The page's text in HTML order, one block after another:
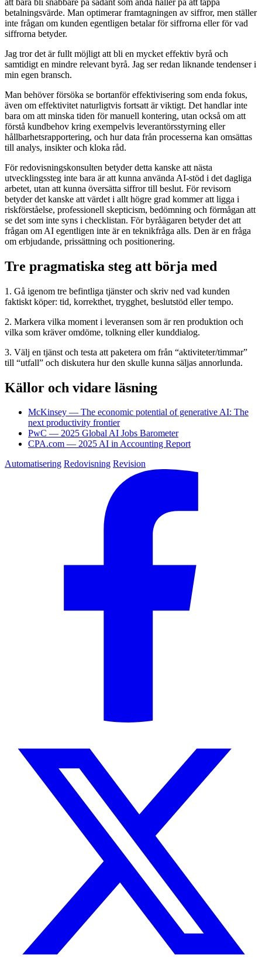
betalningsvärde. Man optimerar framtagningen av siffror, men ställer
inte frågan om kunden egentligen betalar för siffrorna eller för vad
siffrorna betyder.
Jag tror det är fullt möjligt att bli en mycket effektiv byrå och
samtidigt en mindre relevant byrå. Jag ser redan liknande tendenser i
min egen bransch.
Man behöver försöka se bortanför effektivisering som enda fokus,
även om effektivitet naturligtvis fortsatt är viktigt. Det handlar inte
bara om att minska tiden för manuell kontering, utan också om att
förstå kundbehov kring exempelvis leverantörsstyrning eller
hållbarhetsrapportering, och hur data från processerna kan omsättas
till analys, insikter och kloka råd.
För redovisningskonsulten betyder detta kanske att nästa
utvecklingssteg inte bara är att kunna använda AI-stöd i det dagliga
arbetet, utan att kunna översätta siffror till beslut. För revisorn
betyder det kanske att värdet i allt högre grad kommer att ligga i
riskförståelse, professionell skepticism, bedömning och förmågan att
se det som inte syns i checklistan. För byråägaren betyder det att
frågan om AI egentligen inte är en teknikfråga alls. Den är en fråga
om erbjudande, prissättning och positionering.
Tre pragmatiska steg att börja med
1. Gå igenom tre befintliga tjänster och skriv ned vad kunden
faktiskt köper: tid, korrekthet, trygghet, beslutstöd eller tempo.
2. Markera vilka moment i leveransen som är ren produktion och
vilka som kräver omdöme, tolkning eller kunddialog.
3. Välj en tjänst och testa att paketera om från “aktiviteter/timmar”
till “utfall” och diskutera hur den skulle kunna säljas annorlunda.
Källor och vidare läsning
McKinsey — The economic potential of generative AI: The
next productivity frontier
PwC — 2025 Global AI Jobs Barometer
CPA.com — 2025 AI in Accounting Report
Automatisering Redovisning Revision